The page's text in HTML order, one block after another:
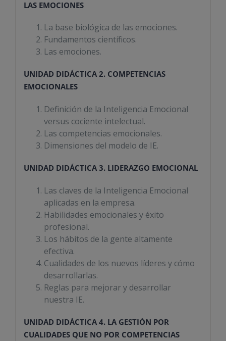
LAS EMOCIONES
La base biológica de las emociones.
Fundamentos científicos.
Las emociones.
UNIDAD DIDÁCTICA 2. COMPETENCIAS
EMOCIONALES
Definición de la Inteligencia Emocional
versus cociente intelectual.
Las competencias emocionales.
Dimensiones del modelo de IE.
UNIDAD DIDÁCTICA 3. LIDERAZGO EMOCIONAL
Las claves de la Inteligencia Emocional
aplicadas en la empresa.
Habilidades emocionales y éxito
profesional.
Los hábitos de la gente altamente
efectiva.
Cualidades de los nuevos líderes y cómo
desarrollarlas.
Reglas para mejorar y desarrollar
nuestra IE.
UNIDAD DIDÁCTICA 4. LA GESTIÓN POR
CUALIDADES QUE NO POR COMPETENCIAS